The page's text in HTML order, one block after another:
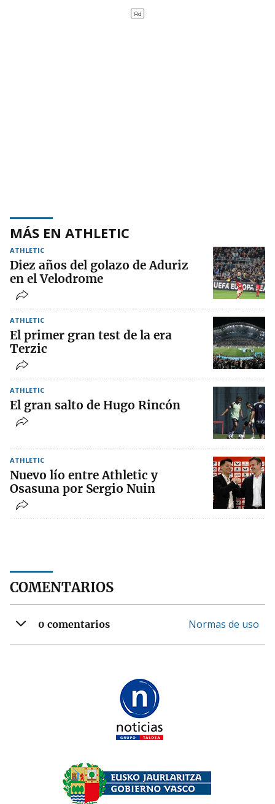
MÁS EN ATHLETIC
ATHLETIC
Diez años del golazo de Aduriz
en el Velodrome
ATHLETIC
El primer gran test de la era
Terzic
ATHLETIC
El gran salto de Hugo Rincón
ATHLETIC
Nuevo lío entre Athletic y
Osasuna por Sergio Nuin
COMENTARIOS
0 comentarios Normas de uso